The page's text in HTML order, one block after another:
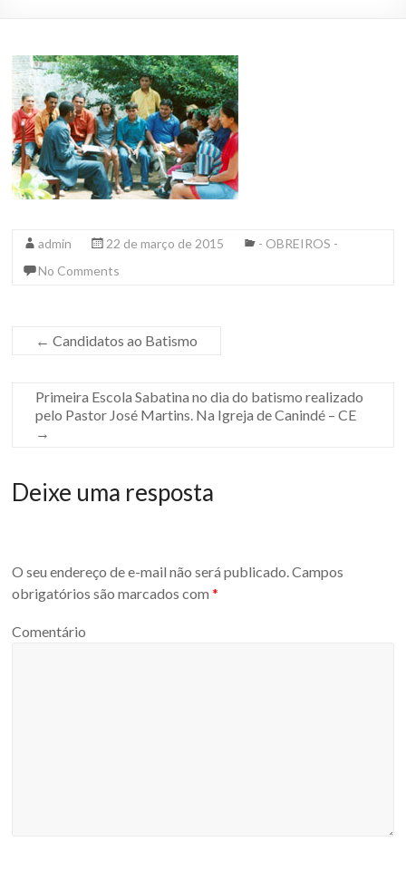
admin 22 de março de 2015
- OBREIROS -
No Comments
← Candidatos ao Batismo
Primeira Escola Sabatina no dia do batismo realizado
pelo Pastor José Martins. Na Igreja de Canindé – CE
→
Deixe uma resposta
O seu endereço de e-mail não será publicado.Campos
obrigatórios são marcados com*
Comentário